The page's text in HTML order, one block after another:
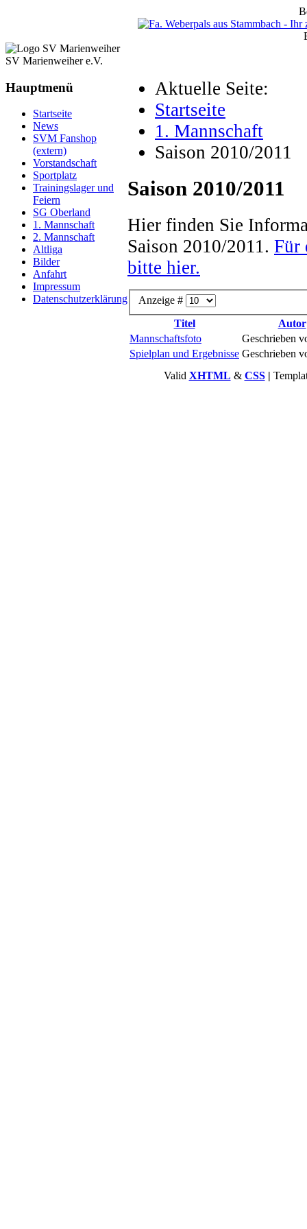
SV Marienweiher e.V.
Hauptmenü
Startseite
News
SVM Fanshop
(extern)
Vorstandschaft
Sportplatz
Trainingslager und
Feiern
SG Oberland
1. Mannschaft
2. Mannschaft
Altliga
Bilder
Anfahrt
Impressum
Datenschutzerklärung
Aktuelle Seite:
Startseite
1. Mannschaft
Saison 2010/2011
Saison 2010/2011
Hier finden Sie
Saison 2010/2011. Für
bitte hier.
Anzeige #
Titel
Autor
Mannschaftsfoto
Geschrieben
Spielplan und Ergebnisse Geschrieben
Valid XHTML & CSS |